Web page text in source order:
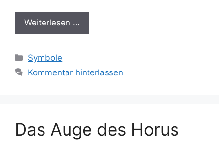
Weiterlesen …
Kategorien
Symbole
Kommentar hinterlassen
Das Auge des Horus